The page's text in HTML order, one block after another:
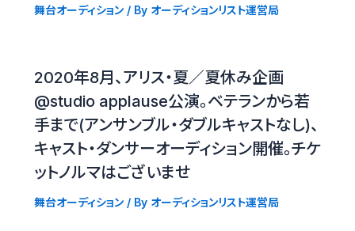
舞台オーディション/ By オーディションリスト運営局
2020年8月、アリス・夏／夏休み企画
@studio applause公演。ベテランから若
手まで(アンサンブル・ダブルキャストなし)、
キャスト・ダンサーオーディション開催。チケ
ットノルマはございませ
舞台オーディション/ By オーディションリスト運営局